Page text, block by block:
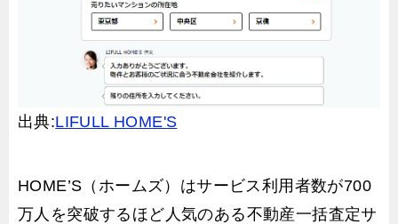
出典:LIFULL HOME'S
HOME’S（ホームズ）はサービス利用者数が700
万人を突破するほど人気のある不動産一括査定サ